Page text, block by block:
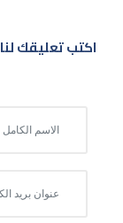
اكتب تعليقك لنا